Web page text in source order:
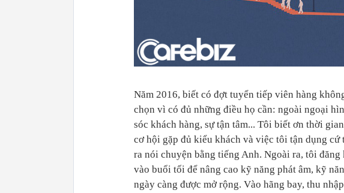
Năm 2016, biết có đợt tuyển tiếp viên hàng
chọn vì có đủ những điều họ cần: ngoài ngoại
sóc khách hàng, sự tận tâm... Tôi biết ơn thời
cơ hội gặp đủ kiểu khách và việc tôi tận dụng
ra nói chuyện bằng tiếng Anh. Ngoài ra, tôi
vào buổi tối để nâng cao kỹ năng phát âm, kỹ
ngày càng được mở rộng. Vào hãng bay, thu